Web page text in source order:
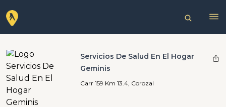
Servicios De Salud En El Hogar
Geminis
Carr 159 Km 13.4, Corozal